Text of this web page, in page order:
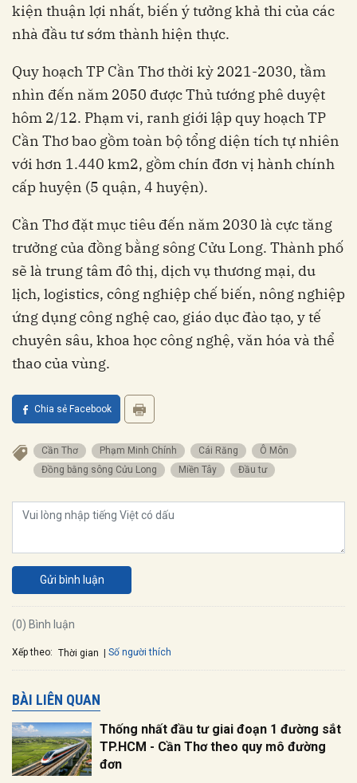
kiện thuận lợi nhất, biến ý tưởng khả thi của các
nhà đầu tư sớm thành hiện thực.
Quy hoạch TP Cần Thơ thời kỳ 2021-2030, tầm
nhìn đến năm 2050 được Thủ tướng phê duyệt
hôm 2/12. Phạm vi, ranh giới lập quy hoạch TP
Cần Thơ bao gồm toàn bộ tổng diện tích tự nhiên
với hơn 1.440 km2, gồm chín đơn vị hành chính
cấp huyện (5 quận, 4 huyện).
Cần Thơ đặt mục tiêu đến năm 2030 là cực tăng
trưởng của đồng bằng sông Cửu Long. Thành phố
sẽ là trung tâm đô thị, dịch vụ thương mại, du
lịch, logistics, công nghiệp chế biến, nông nghiệp
ứng dụng công nghệ cao, giáo dục đào tạo, y tế
chuyên sâu, khoa học công nghệ, văn hóa và thể
thao của vùng.
Chia sẻ Facebook
Cần Thơ Phạm Minh Chính Cái Răng
Ô Môn
đồng bằng sông Cửu Long
miền Tây đầu tư
Gửi bình luận
(0) Bình luận
Xếp theo: Thời gian Số người thích
BÀI LIÊN QUAN
Thống nhất đầu tư giai đoạn 1 đường sắt
TP.HCM - Cần Thơ theo quy mô đường
đơn